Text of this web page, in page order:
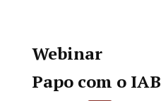
Webinar
Papo com o IAB